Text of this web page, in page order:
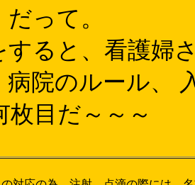
って。
すると、看護婦
院のルール、
枚目だ～～～